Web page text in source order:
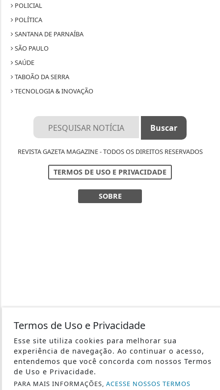
POLICIAL
POLÍTICA
SANTANA DE PARNAÍBA
SÃO PAULO
SAÚDE
TABOÃO DA SERRA
TECNOLOGIA & INOVAÇÃO
REVISTA GAZETA MAGAZINE - TODOS OS DIREITOS RESERVADOS
TERMOS DE USO E PRIVACIDADE
SOBRE
Termos de Uso e Privacidade
Esse site utiliza cookies para melhorar sua
experiência de navegação. Ao continuar o acesso,
entendemos que você concorda com nossos Termos
de Uso e Privacidade.
PARA MAIS INFORMAÇÕES, ACESSE NOSSOS TERMOS